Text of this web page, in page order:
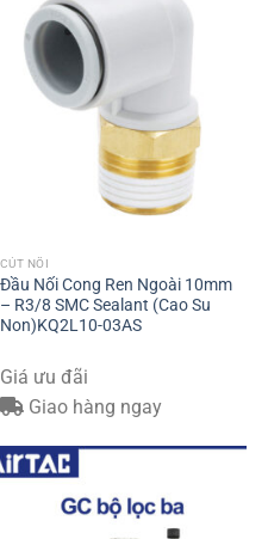
CÚT NỐI
Đầu Nối Cong Ren Ngoài 10mm
– R3/8 SMC Sealant (Cao Su
Non)KQ2L10-03AS
Giá ưu đãi
Giao hàng ngay